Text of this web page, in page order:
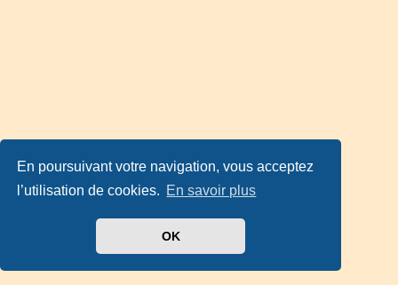
En poursuivant votre navigation, vous acceptez
l’utilisation de cookies. En savoir plus
OK